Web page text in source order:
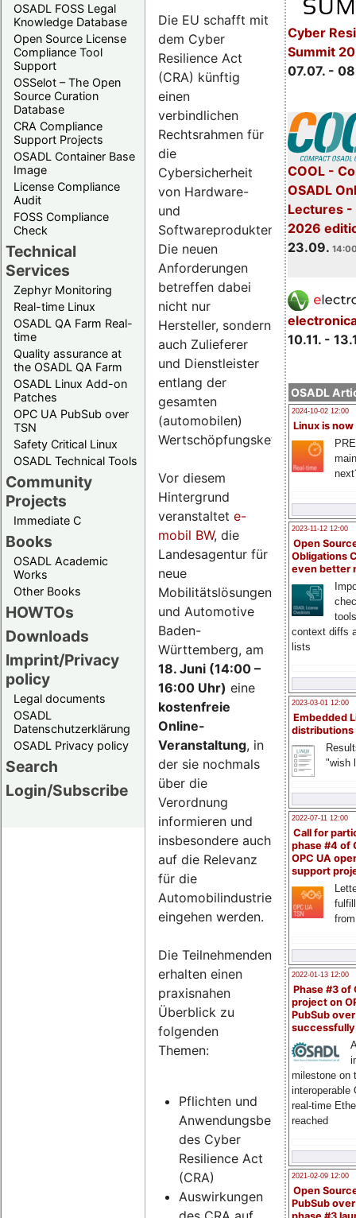
OSADL FOSS Legal
Knowledge Database
Open Source License
Compliance Tool
Support
OSSelot – The Open
Source Curation
Database
CRA Compliance
Support Projects
OSADL Container Base
Image
License Compliance
Audit
FOSS Compliance
Check
Technical
Services
Zephyr Monitoring
Real-time Linux
OSADL QA Farm Real-
time
Quality assurance at
the OSADL QA Farm
OSADL Linux Add-on
Patches
OPC UA PubSub over
TSN
Safety Critical Linux
OSADL Technical Tools
Community
Projects
Immediate C
Books
OSADL Academic
Works
Other Books
HOWTOs
Downloads
Imprint/Privacy
policy
Legal documents
OSADL
Datenschutzerklärung
OSADL Privacy policy
Search
Login/Subscribe
Cyber
Summit
07.07. -
COOL -
OSADL
Lectures -
2026
23.09.
10.11. -
OSADL
2024-10-02 12:00
Linux is now
2023-11-12 12:00
Open
Obligations
even better
context diffs
lists
2023-03-01 12:00
Embedded
distributions
"wish
2022-07-11 12:00
Call for
phase #4 of
OPC UA
support
2022-01-13 12:00
Phase #3 of
project on
PubSub over
milestone on
interoperable
real-time
reached
2021-02-09 12:00
Open
PubSub
Die EU schafft mit
dem Cyber
Resilience Act
(CRA) künftig
einen
verbindlichen
Rechtsrahmen für
die
Cybersicherheit
von Hardware-
und
Softwareprodukten.
Die neuen
Anforderungen
betreffen dabei
nicht nur
Hersteller, sondern
auch Zulieferer
und Dienstleister
entlang der
gesamten
(automobilen)
Wertschöpfungskette.
Vor diesem
Hintergrund
veranstaltet e-
mobil BW, die
Landesagentur für
neue
Mobilitätslösungen
und Automotive
Baden-
Württemberg, am
18. Juni (14:00 –
16:00 Uhr) eine
kostenfreie
Online-
Veranstaltung, in
der sie nochmals
über die
Verordnung
informieren und
insbesondere auch
auf die Relevanz
für die
Automobilindustrie
eingehen werden.
Die Teilnehmenden
erhalten einen
praxisnahen
Überblick zu
folgenden
Themen:
Pflichten und
Anwendungsbereich
des Cyber
Resilience Act
(CRA)
Auswirkungen